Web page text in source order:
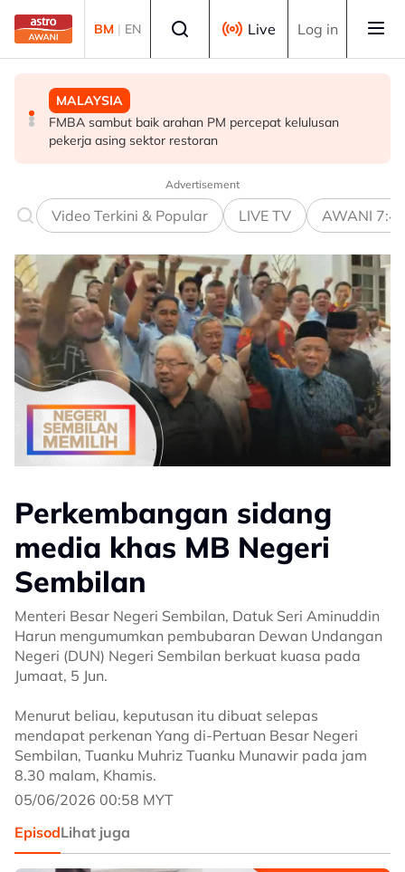
Skip to main content
BM | EN Live Log in
MALAYSIA
FMBA sambut baik arahan PM percepat kelulusan
pekerja asing sektor restoran
POLITIK
'Siapa akan pergi, siapa diperintah pergi? Tunggu dan
lihat'- Zahid
MALAYSIA
Operasi tren Kulai–Kempas Baru terjejas, kerja
pemulihan masih dijalankan
Advertisement
Video Terkini & Popular LIVE TV AWANI
Perkembangan sidang
media khas MB Negeri
Sembilan
Menteri Besar Negeri Sembilan, Datuk Seri Aminuddin
Harun mengumumkan pembubaran Dewan Undangan
Negeri (DUN) Negeri Sembilan berkuat kuasa pada
Jumaat, 5 Jun.
Menurut beliau, keputusan itu dibuat selepas
mendapat perkenan Yang di-Pertuan Besar Negeri
Sembilan, Tuanku Muhriz Tuanku Munawir pada jam
8.30 malam, Khamis.
05/06/2026 00:58 MYT
EpisodLihat juga